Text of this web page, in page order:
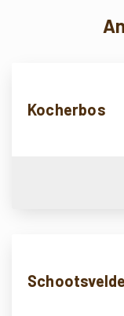
Kocherbos